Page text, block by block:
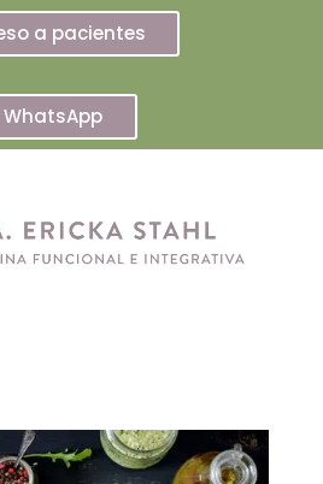
a pacientes
WhatsApp